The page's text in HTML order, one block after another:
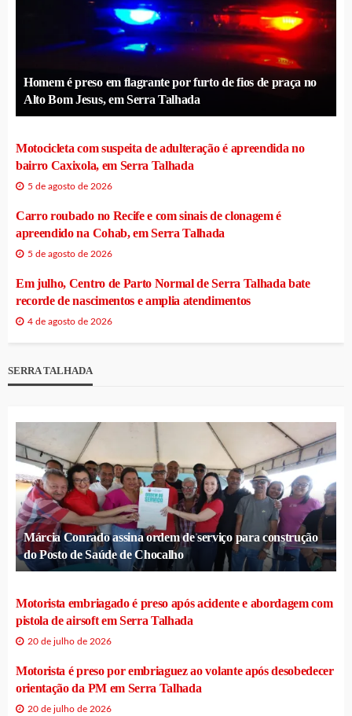
Homem é preso em flagrante por furto de fios de praça no
Alto Bom Jesus, em Serra Talhada
Motocicleta com suspeita de adulteração é apreendida no
bairro Caxixola, em Serra Talhada
5 de agosto de 2026
Carro roubado no Recife e com sinais de clonagem é
apreendido na Cohab, em Serra Talhada
5 de agosto de 2026
Em julho, Centro de Parto Normal de Serra Talhada bate
recorde de nascimentos e amplia atendimentos
4 de agosto de 2026
SERRA TALHADA
Márcia Conrado assina ordem de serviço para construção
do Posto de Saúde de Chocalho
Motorista embriagado é preso após acidente e abordagem com
pistola de airsoft em Serra Talhada
20 de julho de 2026
Motorista é preso por embriaguez ao volante após desobedecer
orientação da PM em Serra Talhada
20 de julho de 2026